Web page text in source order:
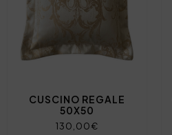
CUSCINO REGALE
50X50
130,00€